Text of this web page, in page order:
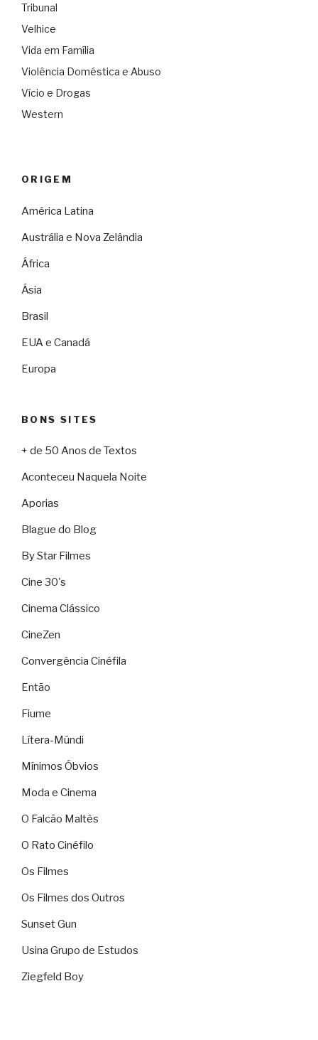
Tribunal
Velhice
Vida em Família
Violência Doméstica e Abuso
Vício e Drogas
Western
ORIGEM
América Latina
Austrália e Nova Zelândia
África
Ásia
Brasil
EUA e Canadá
Europa
BONS SITES
+ de 50 Anos de Textos
Aconteceu Naquela Noite
Aporias
Blague do Blog
By Star Filmes
Cine 30's
Cinema Clássico
CineZen
Convergência Cinéfila
Então
Fiume
Lítera-Múndi
Mínimos Óbvios
Moda e Cinema
O Falcão Maltês
O Rato Cinéfilo
Os Filmes
Os Filmes dos Outros
Sunset Gun
Usina Grupo de Estudos
Ziegfeld Boy